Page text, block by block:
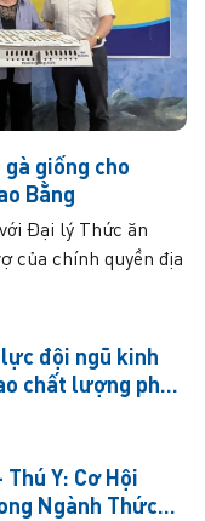
giống cho
Bằng
Đại lý Thức ăn
của chính quyền địa
đội ngũ kinh
chất lượng phục
Thú Y: Cơ Hội
Ngành Thức